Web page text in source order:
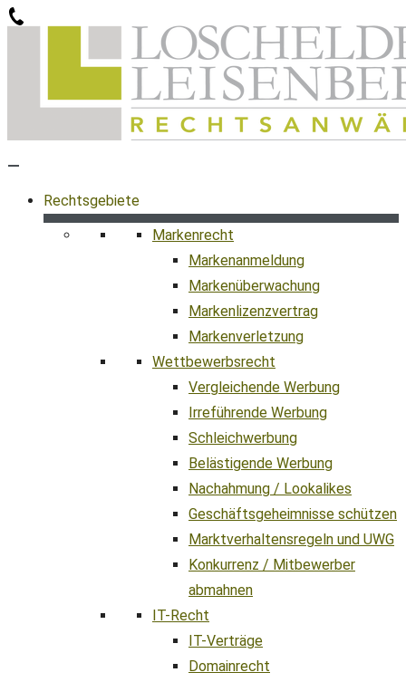
Zum
Rechtsgebiete
Markenrecht
Markenanmeldung
Markenüberwachung
Markenlizenzvertrag
Markenverletzung
Wettbewerbsrecht
Vergleichende Werbung
Irreführende Werbung
Schleichwerbung
Belästigende Werbung
Nachahmung / Lookalikes
Geschäftsgeheimnisse schützen
Marktverhaltensregeln und UWG
Konkurrenz / Mitbewerber
abmahnen
IT-Recht
IT-Verträge
Domainrecht